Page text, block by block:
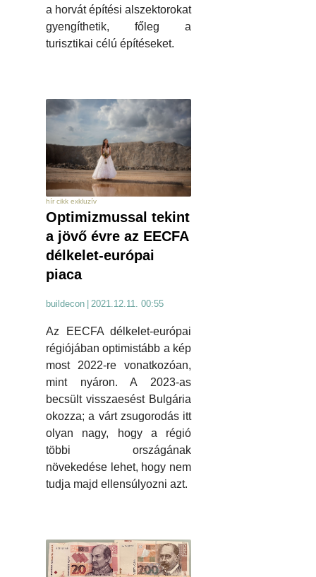
a horvát építési alszektorokat
gyengíthetik, főleg a
turisztikai célú építéseket.
hír cikk exkluzív
Optimizmussal tekint
a jövő évre az EECFA
délkelet-európai
piaca
buildecon | 2021.12.11. 00:55
Az EECFA délkelet-európai
régiójában optimistább a kép
most 2022-re vonatkozóan,
mint nyáron. A 2023-as
becsült visszaesést Bulgária
okozza; a várt zsugorodás itt
olyan nagy, hogy a régió
többi országának
növekedése lehet, hogy nem
tudja majd ellensúlyozni azt.